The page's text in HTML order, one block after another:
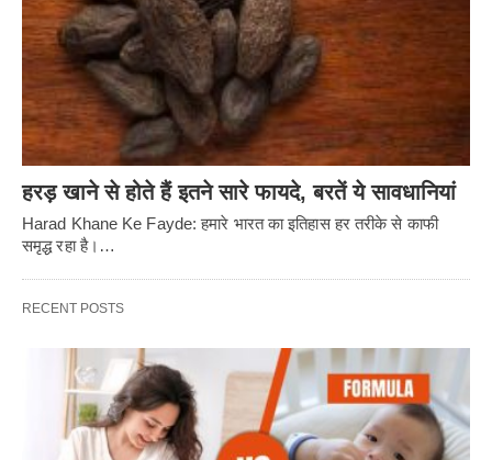
हरड़ खाने से होते हैं इतने सारे फायदे, बरतें ये सावधानियां
Harad Khane Ke Fayde: हमारे भारत का इतिहास हर तरीके से काफी
समृद्ध रहा है।…
RECENT POSTS